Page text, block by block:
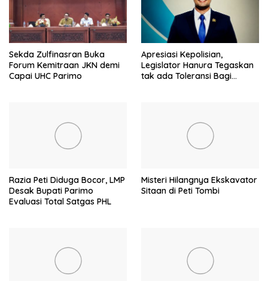
Sekda Zulfinasran Buka
Forum Kemitraan JKN demi
Capai UHC Parimo
Apresiasi Kepolisian,
Legislator Hanura Tegaskan
tak ada Toleransi Bagi
Razia Peti Diduga Bocor, LMP
Desak Bupati Parimo
Evaluasi Total Satgas PHL
Misteri Hilangnya Ekskavator
Sitaan di Peti Tombi